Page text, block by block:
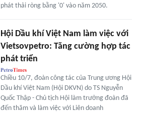
phát thải ròng bằng '0' vào năm 2050.
Hội Dầu khí Việt Nam làm việc với
Vietsovpetro: Tăng cường hợp tác
phát triển
Chiều 10/7, đoàn công tác của Trung ương Hội
Dầu khí Việt Nam (Hội DKVN) do TS Nguyễn
Quốc Thập - Chủ tịch Hội làm trưởng đoàn đã
đến thăm và làm việc với Liên doanh